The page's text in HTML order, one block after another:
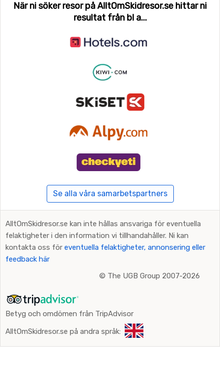
När ni söker resor på AlltOmSkidresor.se hittar ni
resultat från bl a...
Se alla våra samarbetspartners
AlltOmSkidresor.se kan inte hållas ansvariga för eventuella
felaktigheter i den information vi tillhandahåller. Ni kan
kontakta oss för eventuella felaktigheter, annonsering eller
feedback här
© The UGB Group 2007-2026
Betyg och omdömen från TripAdvisor
AlltOmSkidresor.se på andra språk: